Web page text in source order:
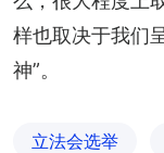
样也取决于我们
神”。
立法会选举